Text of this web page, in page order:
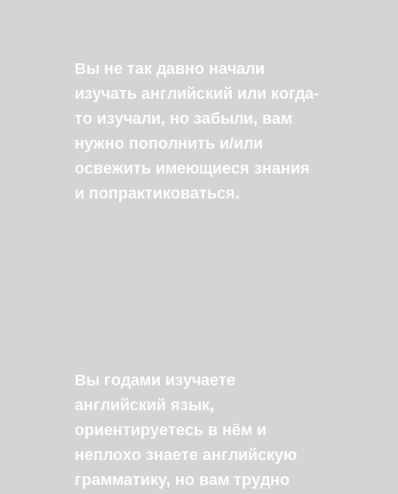
Вы не так давно начали
изучать английский или когда-
то изучали, но забыли, вам
нужно пополнить и/или
освежить имеющиеся знания
и попрактиковаться.
Вы годами изучаете
английский язык,
ориентируетесь в нём и
неплохо знаете английскую
грамматику, но вам трудно